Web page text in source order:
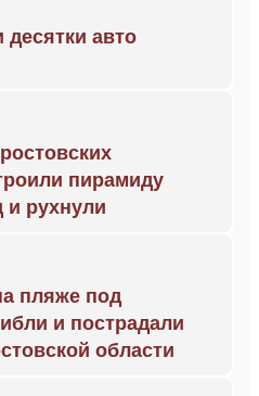
десятки авто
пирамиду
и рухнули
пляже под
и пострадали
области